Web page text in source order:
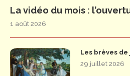
La vidéo du mois :
1 août 2026
Les brèves
29 juillet 2026